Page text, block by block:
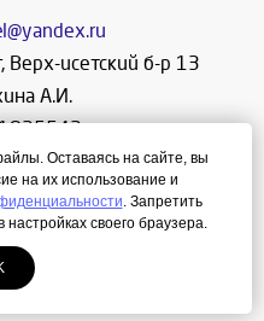
, Верх-исетский б-р 13
А.И.
с 10-30 до 19-30
Оставаясь на сайте, вы
на их использование и
. Запретить
своего браузера.